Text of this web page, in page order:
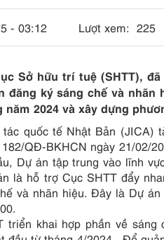
- 03:12 Lượt xem: 225
Sở hữu trí tuệ (SHTT),
đăng ký sáng chế và
2024 và xây dựng
quốc tế Nhật Bản (JICA)
QĐ-BKHCN ngày 21/02/
Dự án tập trung vào lĩnh
là hỗ trợ Cục SHTT đẩy
và nhãn hiệu. Đây là Dự
triển khai hợp phần về